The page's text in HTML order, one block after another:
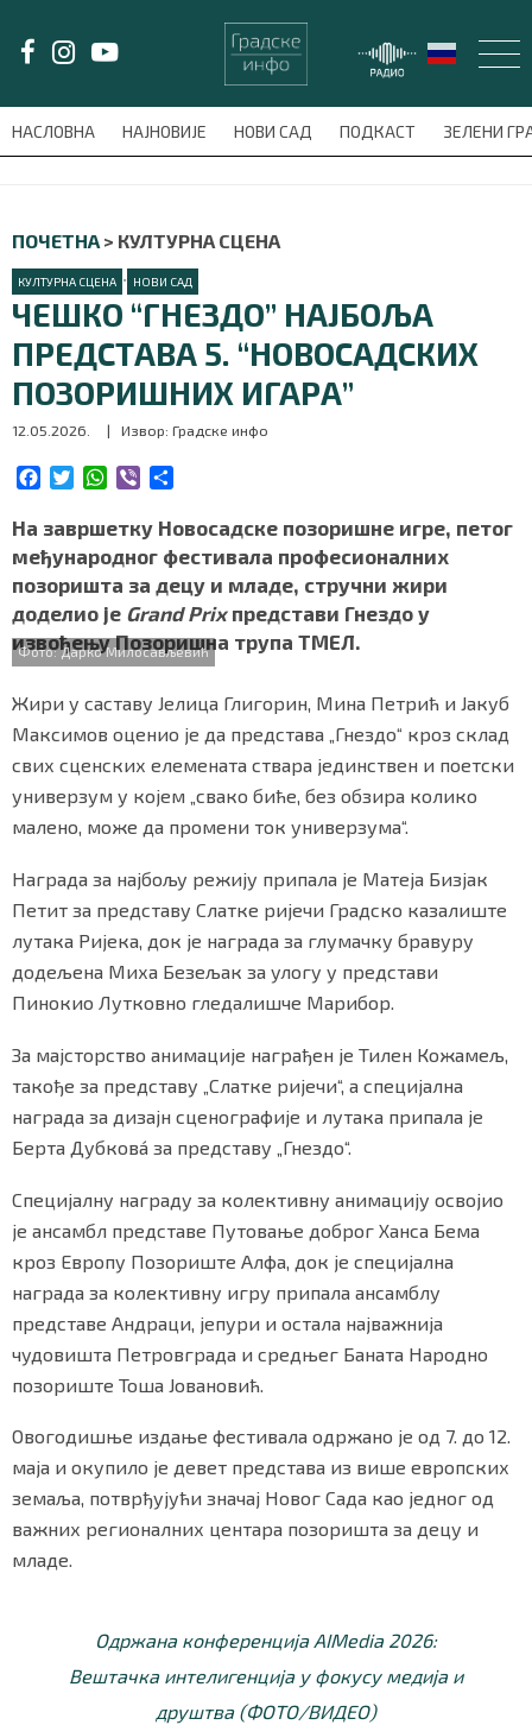
НАСЛОВНА НАЈНОВИЈЕ НОВИ САД ПОДКАСТ ЗЕЛЕНИ
meni'); $this_item = current( wp_filter_object_list(
ПОЧЕТНА > КУЛТУРНА СЦЕНА
КУЛТУРНА СЦЕНА • НОВИ САД
ЧЕШКО “ГНЕЗДО” НАЈБОЉА
ПРЕДСТАВА 5. “НОВОСАДСКИХ
ПОЗОРИШНИХ ИГАРА”
12.05.2026. | Извор: Градске инфо
c
e
b
o
o
k
i
t
t
e
r
W
a
t
s
A
p
p
b
e
r
a
r
e
На завршетку Новосадске позоришне игре, петог
међународног фестивала професионалних
позоришта за децу и младе, стручни жири
доделио је Grand Prixпредстави Гнездо у
извођењу Позоришна трупа ТМЕЛ.
Фото: Дарко Милосављевић
Жири у саставу Јелица Глигорин, Мина Петрић и Јакуб
Максимов оценио је да представа „Гнездо“ кроз склад
свих сценских елемената ствара јединствен и поетски
универзум у којем „свако биће, без обзира колико
малено, може да промени ток универзума“.
Награда за најбољу режију припала је Матеја Бизјак
Петит за представу Слатке ријечи Градско казалиште
лутака Ријека, док је награда за глумачку бравуру
додељена Миха Безељак за улогу у представи
Пинокио Лутковно гледалишче Марибор.
За мајсторство анимације награђен је Тилен Кожамељ,
такође за представу „Слатке ријечи“, а специјална
награда за дизајн сценографије и лутака припала је
Берта Дубковá за представу „Гнездо“.
Специјалну награду за колективну анимацију освојио
је ансамбл представе Путовање доброг Ханса Бема
кроз Европу Позориште Алфа, док је специјална
награда за колективну игру припала ансамблу
представе Андраци, јепури и остала најважнија
чудовишта Петровграда и средњег Баната Народно
позориште Тоша Јовановић.
Овогодишње издање фестивала одржано је од 7. до 12.
маја и окупило је девет представа из више европских
земаља, потврђујући значај Новог Сада као једног од
важних регионалних центара позоришта за децу и
младе.
Одржана конференција AIMedia 2026:
Вештачка интелигенција у фокусу медија и
друштва (ФОТО/ВИДЕО)
LAT/ЋИР
НАЈНОВИЈЕ
НОВИ САД
ПОДКАСТ
СПЕЦИЈАЛИ
БЛОГ
СРБИЈА
СВЕТ
ЖИВОТ И СТИЛ
СПОРТ
БИЗНИС
redakcija@gradskeinfo.rs
Маркетинг Услови коришћења
ПРЕУЗМИТЕ НАШУ АПЛИКАЦИЈУ